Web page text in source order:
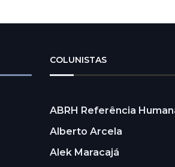
COLUNISTAS
ABRH Referência
Alberto Arcela
Alek Maracajá